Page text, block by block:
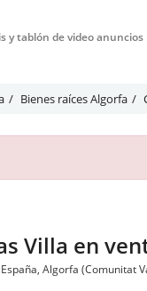
y tablón de video anuncios
Bienes raíces Algorfa
Villa en
Algorfa (Comunitat